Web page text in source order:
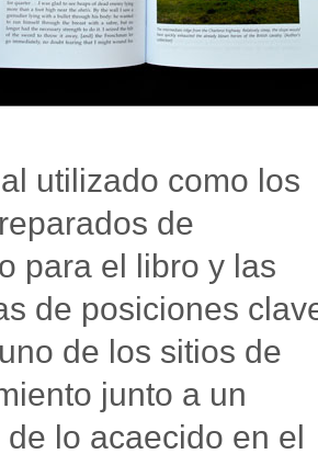
utilizado como los
de
para el libro y las
de posiciones
de los sitios de
junto a un
de lo acaecido en el